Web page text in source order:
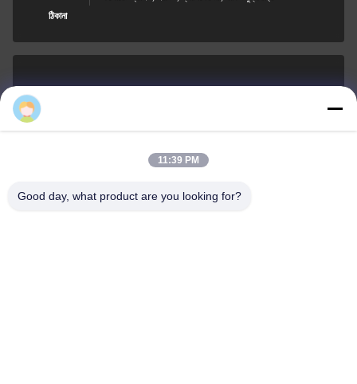
ঠিকানা
001-512-7443871
11:39 PM
Good day, what product are you looking for?